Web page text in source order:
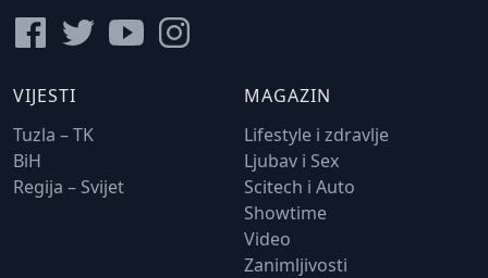
VIJESTI
Tuzla – TK
BiH
Regija – Svijet
MAGAZIN
Lifestyle i zdravlje
Ljubav i Sex
Scitech i Auto
Showtime
Video
Zanimljivosti